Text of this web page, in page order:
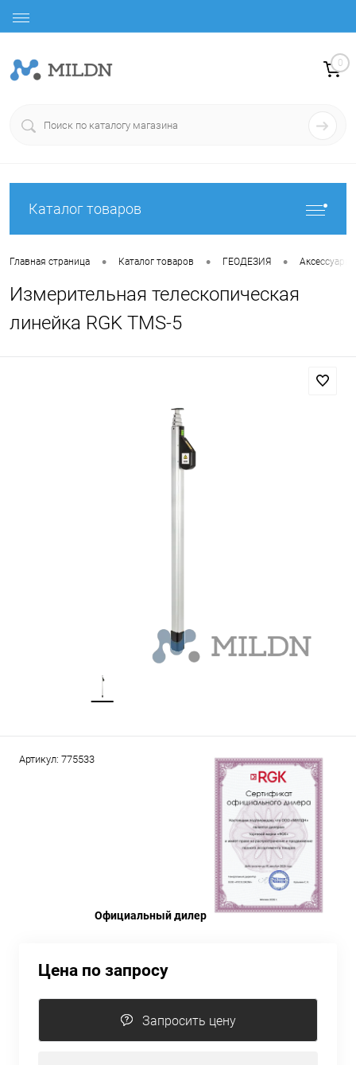
0
Каталог товаров
Главная страница • Каталог товаров • ГЕОДЕЗИЯ • Аксессуары
Измерительная телескопическая
линейка RGK TMS-5
Артикул: 775533
Официальный дилер
Цена по запросу
Запросить цену